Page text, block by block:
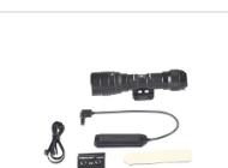
IP-X waarden